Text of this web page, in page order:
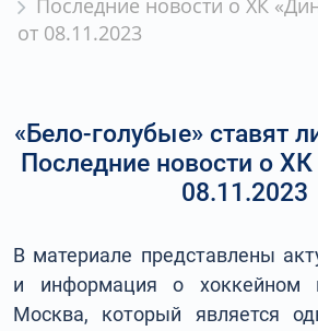
Последние новости о ХК
от 08.11.2023
«Бело-голубые» ставят
Последние новости о
08.11.2023
В материале представлены
и информация о хоккейном
Москва, который является